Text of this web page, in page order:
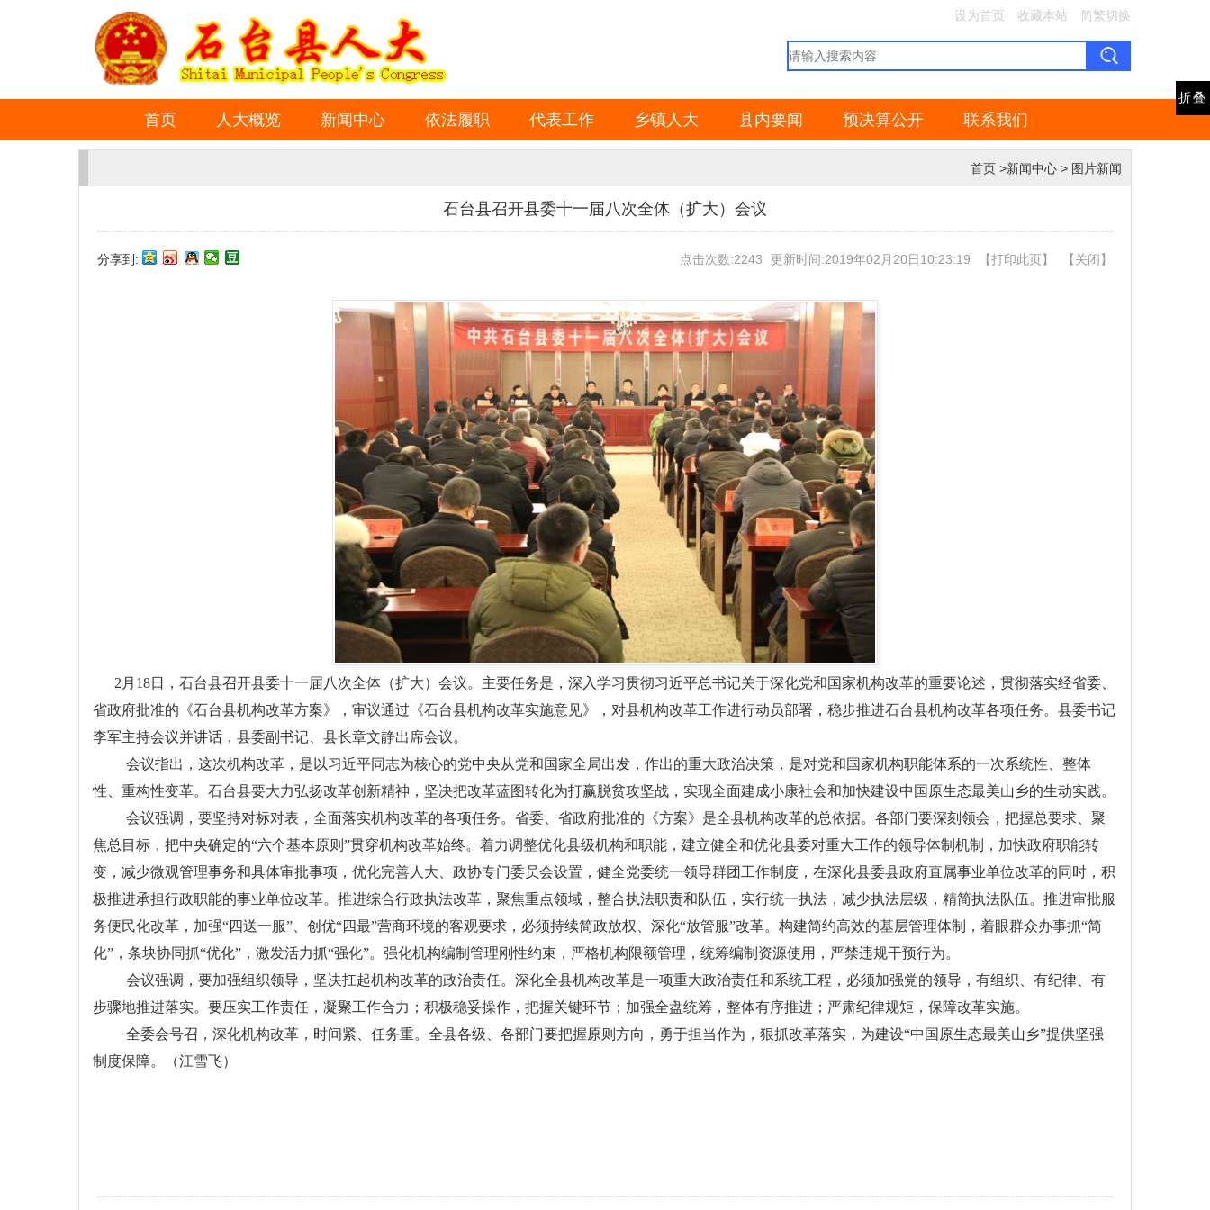
折叠
设为首页 收藏本站 简繁切换
首页 人大概览 新闻中心 依法履职 代表工作 乡镇人大 县内要闻 预决算公开 联系我们
首页 >新闻中心 > 图片新闻
石台县召开县委十一届八次全体（扩大）会议
分享到: 点击次数:2243 更新时间:2019年02月20日10:23:19 【打印此页】 【关闭】
2月 18日，石台县召开县委十一届八次全体（扩大）会议。主要任务是，深入学习贯彻习近平总书记关于深化党和国家机构改革的重要论述，贯彻落实经省委、
省政府批准的《石台县机构改革方案》，审议通过《石台县机构改革实施意见》，对县机构改革工作进行动员部署，稳步推进石台县机构改革各项任务。县委书记
李军主持会议并讲话，县委副书记、县长章文静出席会议。
会议指出，这次机构改革，是以习近平同志为核心的党中央从党和国家全局出发，作出的重大政治决策，是对党和国家机构职能体系的一次系统性、整体
性、重构性变革。石台县要大力弘扬改革创新精神，坚决把改革蓝图转化为打赢脱贫攻坚战，实现全面建成小康社会和加快建设中国原生态最美山乡的生动实践。
会议强调，要坚持对标对表，全面落实机构改革的各项任务。省委、省政府批准的《方案》是全县机构改革的总依据。各部门要深刻领会，把握总要求、聚
焦总目标，把中央确定的“六个基本原则”贯穿机构改革始终。着力调整优化县级机构和职能，建立健全和优化县委对重大工作的领导体制机制，加快政府职能转
变，减少微观管理事务和具体审批事项，优化完善人大、政协专门委员会设置，健全党委统一领导群团工作制度，在深化县委县政府直属事业单位改革的同时，积
极推进承担行政职能的事业单位改革。推进综合行政执法改革，聚焦重点领域，整合执法职责和队伍，实行统一执法，减少执法层级，精简执法队伍。推进审批服
务便民化改革，加强“四送一服”、创优“四最”营商环境的客观要求，必须持续简政放权、深化“放管服”改革。构建简约高效的基层管理体制，着眼群众办事抓“简
化”，条块协同抓“优化”，激发活力抓“强化”。强化机构编制管理刚性约束，严格机构限额管理，统筹编制资源使用，严禁违规干预行为。
会议强调，要加强组织领导，坚决扛起机构改革的政治责任。深化全县机构改革是一项重大政治责任和系统工程，必须加强党的领导，有组织、有纪律、有
步骤地推进落实。要压实工作责任，凝聚工作合力；积极稳妥操作，把握关键环节；加强全盘统筹，整体有序推进；严肃纪律规矩，保障改革实施。
全委会号召，深化机构改革，时间紧、任务重。全县各级、各部门要把握原则方向，勇于担当作为，狠抓改革落实，为建设“中国原生态最美山乡”提供坚强
制度保障。（江雪飞）